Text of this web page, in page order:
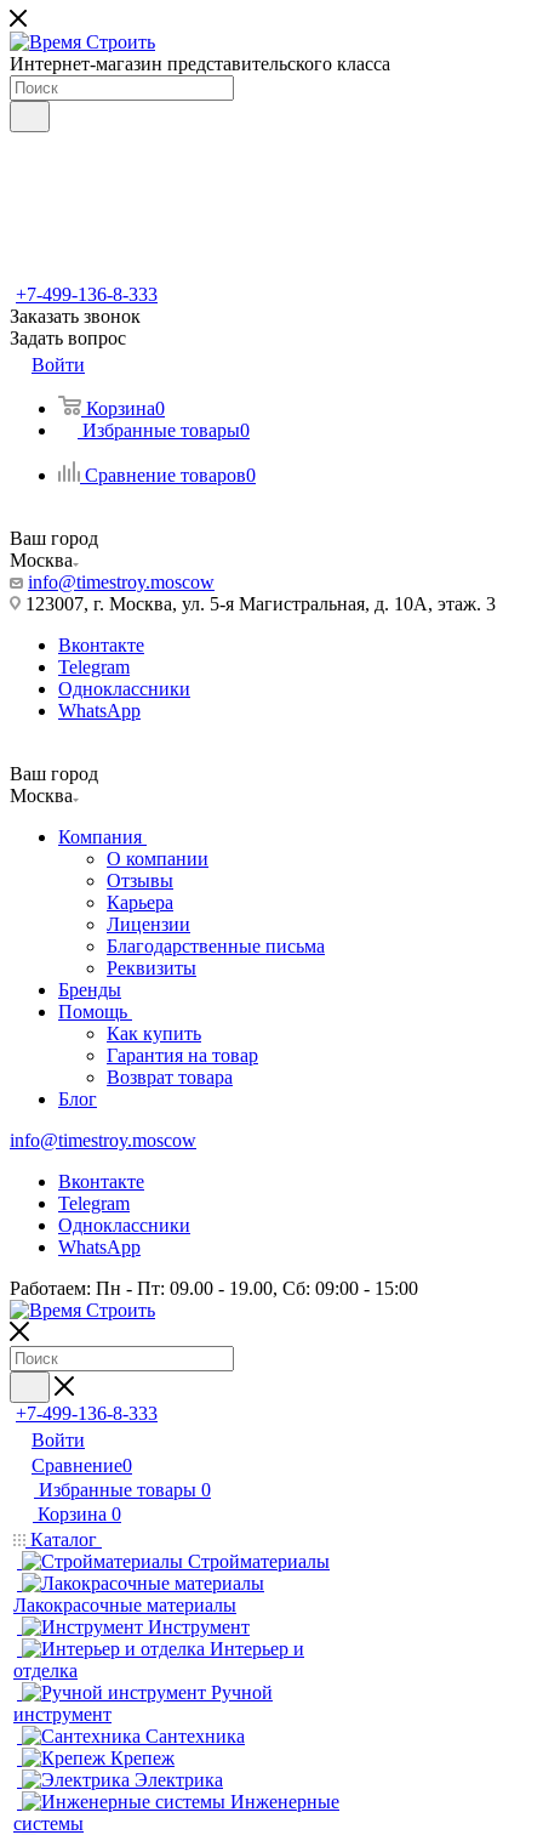
Интернет-магазин представительского класса
+7-499-136-8-333
Заказать звонок
Задать вопрос
Войти
Корзина0
Избранные товары0
Сравнение товаров0
Ваш город
Москва
info@timestroy.moscow
123007, г. Москва, ул. 5-я Магистральная, д. 10А, этаж. 3
Вконтакте
Telegram
Одноклассники
WhatsApp
Ваш город
Москва
Компания
О компании
Отзывы
Карьера
Лицензии
Благодарственные письма
Реквизиты
Бренды
Помощь
Как купить
Гарантия на товар
Возврат товара
Блог
info@timestroy.moscow
Вконтакте
Telegram
Одноклассники
WhatsApp
Работаем: Пн - Пт: 09.00 - 19.00, Сб: 09:00 - 15:00
+7-499-136-8-333
Войти
Сравнение0
Избранные товары 0
Корзина 0
Каталог
Стройматериалы
Лакокрасочные материалы
Инструмент
Интерьер и
отделка
Ручной
инструмент
Сантехника
Крепеж
Электрика
Инженерные
системы